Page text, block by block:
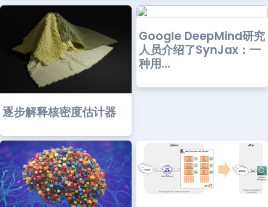
逐步解释核密度估计器
Google DeepMind研究
人员介绍了SynJax：一
种用...